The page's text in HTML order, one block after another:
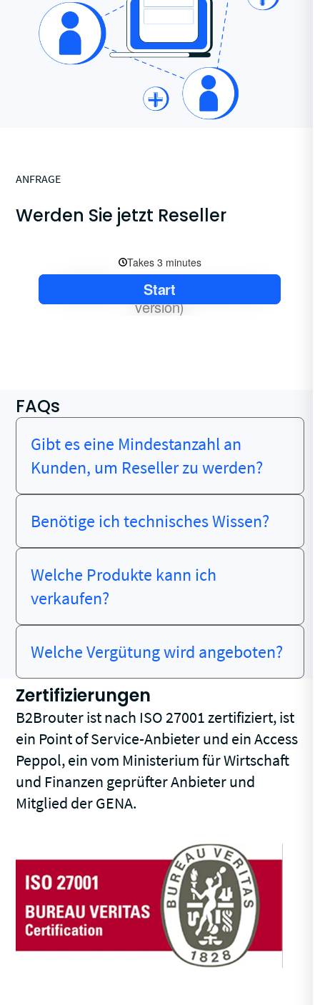
ANFRAGE
Werden Sie jetzt Reseller
FAQs
Gibt es eine Mindestanzahl an
Kunden, um Reseller zu werden?
Benötige ich technisches Wissen?
Welche Produkte kann ich
verkaufen?
Welche Vergütung wird angeboten?
Zertifizierungen
B2Brouter ist nach ISO 27001 zertifiziert, ist
ein Point of Service-Anbieter und ein Access
Peppol, ein vom Ministerium für Wirtschaft
und Finanzen geprüfter Anbieter und
Mitglied der GENA.